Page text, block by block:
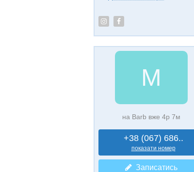
М
на Barb вже 4р 7м
+38 (067) 686..
показати номер
Записатись